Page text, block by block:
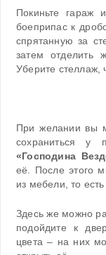
Покиньте гараж
боеприпас к
спрятанную за
затем отделить
Уберите стеллаж,
При желании вы
сохраниться у
«Господина
её. После этого
из мебели, то есть
Здесь же можно
подойдите к
цвета – на них